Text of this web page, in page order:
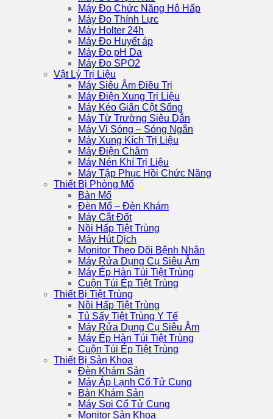
Máy Đo Chức Năng Hô Hấp
Máy Đo Thính Lực
Máy Holter 24h
Máy Đo Huyết áp
Máy Đo pH Da
Máy Đo SPO2
Vật Lý Trị Liệu
Máy Siêu Âm Điều Trị
Máy Điện Xung Trị Liệu
Máy Kéo Giãn Cột Sống
Máy Từ Trường Siêu Dẫn
Máy Vi Sóng – Sóng Ngắn
Máy Xung Kích Trị Liệu
Máy Điện Châm
Máy Nén Khí Trị Liệu
Máy Tập Phục Hồi Chức Năng
Thiết Bị Phòng Mổ
Bàn Mổ
Đèn Mổ – Đèn Khám
Máy Cắt Đốt
Nồi Hấp Tiệt Trùng
Máy Hút Dịch
Monitor Theo Dõi Bệnh Nhân
Máy Rửa Dụng Cụ Siêu Âm
Máy Ép Hàn Túi Tiệt Trùng
Cuộn Túi Ép Tiệt Trùng
Thiết Bị Tiệt Trùng
Nồi Hấp Tiệt Trùng
Tủ Sấy Tiệt Trùng Y Tế
Máy Rửa Dụng Cụ Siêu Âm
Máy Ép Hàn Túi Tiệt Trùng
Cuộn Túi Ép Tiệt Trùng
Thiết Bị Sản Khoa
Đèn Khám Sản
Máy Áp Lạnh Cổ Tử Cung
Bàn Khám Sản
Máy Soi Cổ Tử Cung
Monitor Sản Khoa